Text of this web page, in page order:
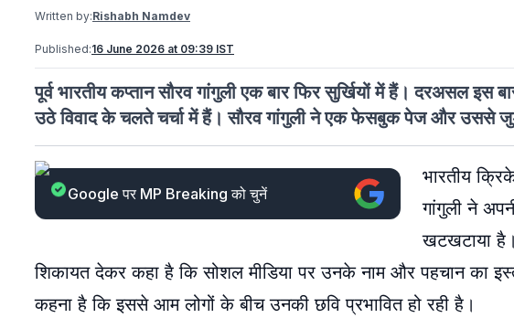
Written by:Rishabh Namdev
Published:16 June 2026 at 09:39 IST
पूर्व भारतीय कप्तान सौरव गांगुली एक बार फिर सुर्खियों में हैं। दरअसल
उठे विवाद के चलते चर्चा में हैं। सौरव गांगुली ने एक फेसबुक पेज और उससे
Google पर MP Breaking को चुनें
भारतीय
गांगुली ने
खटखटाया
शिकायत देकर कहा है कि सोशल मीडिया पर उनके नाम और पहचान का
कहना है कि इससे आम लोगों के बीच उनकी छवि प्रभावित हो रही है।